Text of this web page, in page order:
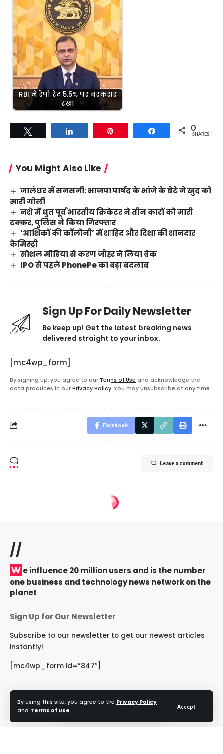
By using this site, you agree to the Privacy Policy
and Terms of Use.
Accept
RBI ने रेपो रेट 5.5% पर बरकरार
रखा
Share 0
SHARES
You Might Also Like
जालंधर में सनसनी: भाजपा पार्षद के भांजे के बेटे ने खुद को
मारी गोली
नशे में धुत पूर्व भारतीय क्रिकेटर ने तीन कारों को मारी
टक्कर, पुलिस ने किया गिरफ्तार
‘आशिकों की कॉलोनी’ में शाहिद और दिशा की शानदार
केमिस्ट्री
सोशल मीडिया से करण जौहर ने लिया ब्रेक
IPO से पहले PhonePe का बड़ा बदलाव
Sign Up For Daily Newsletter
Be keep up! Get the latest breaking news
delivered straight to your inbox.
[mc4wp_form]
By signing up, you agree to our Terms of Use and acknowledge the
data practices in our Privacy Policy. You may unsubscribe at any time.
Facebook
Leave a comment
//
W e influence 20 million users and is the number
one business and technology news network on the
planet
Sign Up for Our Newsletter
Subscribe to our newsletter to get our newest articles
instantly!
[mc4wp_form id=”847″]